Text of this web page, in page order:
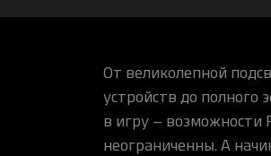
От великолепной
устройств до полного
в игру – возможности
неограниченны. А